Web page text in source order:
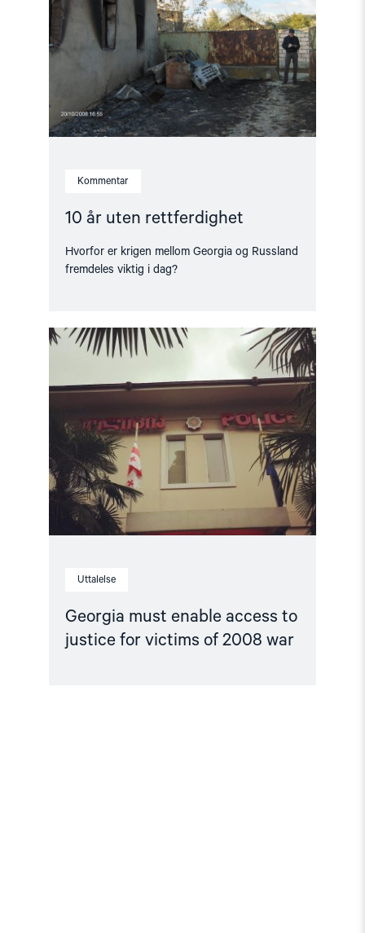
Kommentar
10 år uten rettferdighet
Hvorfor er krigen mellom Georgia og Russland
fremdeles viktig i dag?
rettferdighet"
Uttalelse
Georgia must enable access to
justice for victims of 2008 war
Read
article
enable
to
justice
for
of